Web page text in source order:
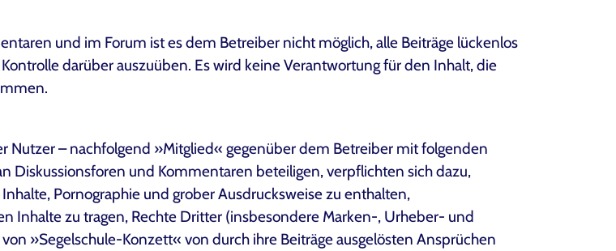
und im Forum ist es dem Betreiber nicht möglich, alle Beiträge lückenlos
darüber auszuüben. Es wird keine Verantwortung für den Inhalt, die
Nutzer – nachfolgend »Mitglied« gegenüber dem Betreiber mit folgenden
Diskussionsforen und Kommentaren beteiligen, verpflichten sich dazu,
Pornographie und grober Ausdrucksweise zu enthalten,
Inhalte zu tragen, Rechte Dritter (insbesondere Marken-, Urheber- und
»Segelschule-Konzett« von durch ihre Beiträge ausgelösten Ansprüchen